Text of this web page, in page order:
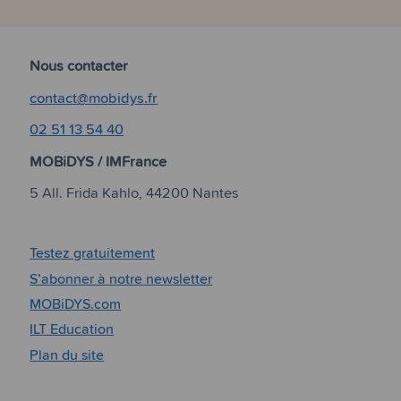
Nous contacter
contact@mobidys.fr
02 51 13 54 40
MOBiDYS / IMFrance
5 All. Frida Kahlo, 44200 Nantes
Testez gratuitement
S’abonner à notre newsletter
MOBiDYS.com
ILT Education
Plan du site